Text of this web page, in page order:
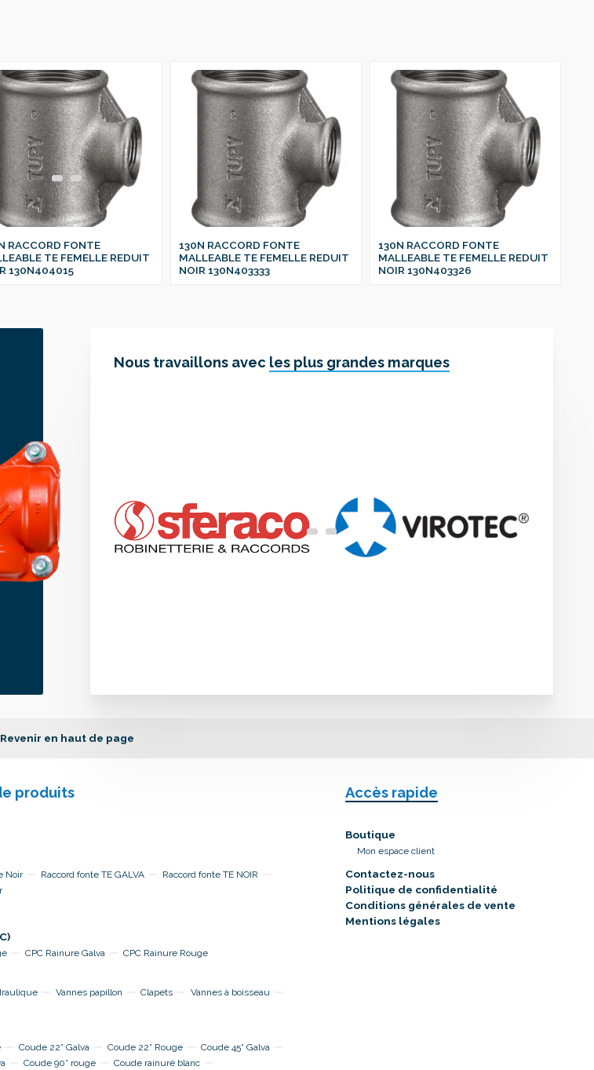
RACCORD FONTE
TE FEMELLE REDUIT
130N404015
130N RACCORD FONTE
MALLEABLE TE FEMELLE REDUIT
NOIR 130N403333
130N RACCORD FONTE
MALLEABLE TE FEMELLE REDUIT
NOIR 130N403326
Nous travaillons avec les plus grandes marques
Revenir en haut de page
produits
Noir Raccord fonte TE GALVA
Raccord fonte TE NOIR
CPC Rainure Galva CPC Rainure Rouge
Vannes papillon Clapets
Vannes à boisseau
Coude 22° Galva Coude 22° Rouge
Coude 45° Galva
Coude 90° rouge Coude rainuré blanc
Accès rapide
Boutique
Mon espace client
Contactez-nous
Politique de confidentialité
Conditions générales de vente
Mentions légales